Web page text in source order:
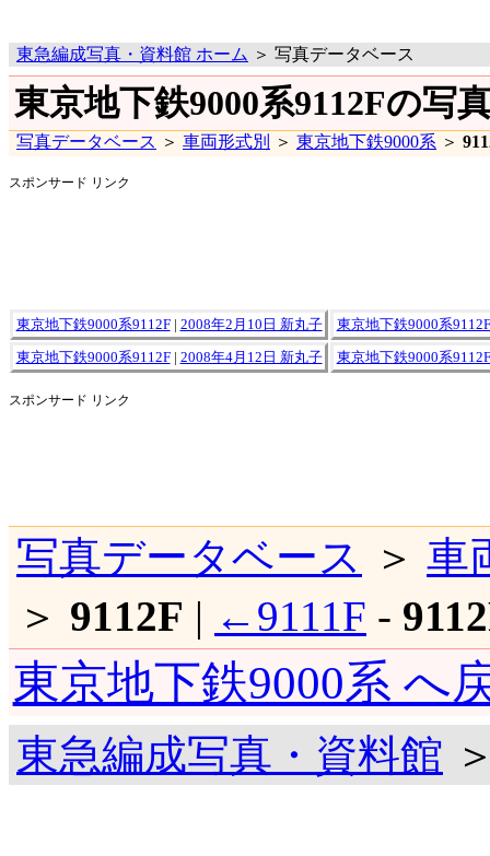
東急編成写真・資料館 ホーム ＞ 写真データベース
東京地下鉄9000系9112Fの写
写真データベース ＞ 車両形式別 ＞ 東京地下鉄9000系 ＞
スポンサード リンク
東京地下鉄9000系9112F| 2008年2月10日 新丸子 東京地下鉄9000系9112F
東京地下鉄9000系9112F| 2008年4月12日 新丸子 東京地下鉄9000系9112F
スポンサード リンク
写真データベース ＞ 車
＞ 9112F | ←9111F -
東京地下鉄9000系 へ
東急編成写真・資料館